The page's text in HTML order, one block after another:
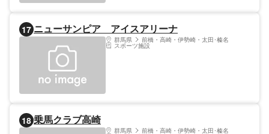
に仲間たちとボウリングを楽しめる。
17 ニューサンピア アイスアリーナ
群馬県 前橋・高崎・伊勢崎・太田･榛名
スポーツ施設
18 乗馬クラブ高崎
群馬県 前橋・高崎・伊勢崎・太田･榛名